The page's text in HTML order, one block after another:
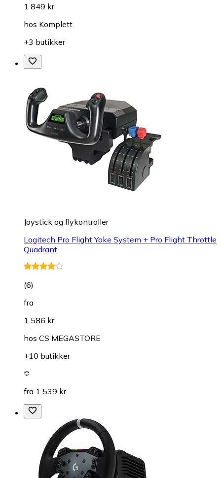
1 849 kr
hos Komplett
+3 butikker
Joystick og flykontroller
Logitech Pro Flight Yoke System + Pro Flight Throttle
Quadrant
(6)
fra
1 586 kr
hos CS MEGASTORE
+10 butikker
fra 1 539 kr